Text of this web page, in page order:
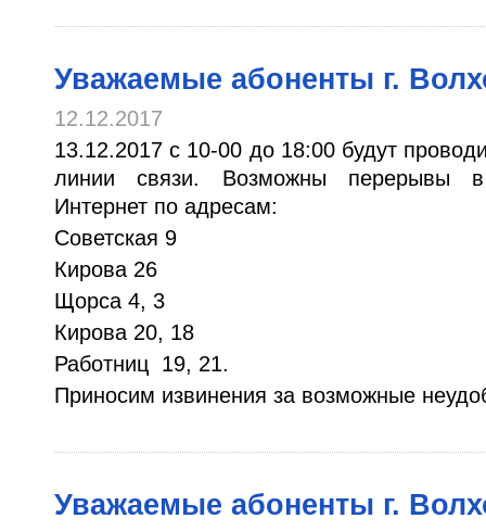
Уважаемые абоненты г.
12.12.2017
13.12.2017 с 10-00 до 18:00 будут
линии связи. Возможны перерывы в
Интернет по адресам:
Советская 9
Кирова 26
Щорса 4, 3
Кирова 20, 18
Работниц 19, 21.
Приносим извинения за возможные
Уважаемые абоненты г.